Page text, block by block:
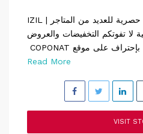
IZIL | ايزيل كوبونات خصم حصرية للعديد من المتاجر
لا تفوتكم التخفيضات والعروض
Read More
VISIT